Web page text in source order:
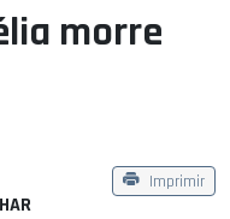
morre
Imprimir